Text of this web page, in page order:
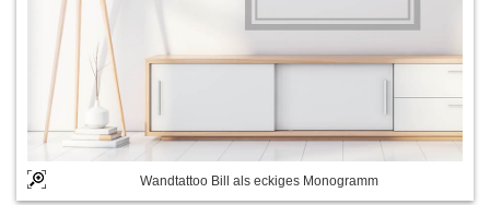
Wandtattoo Bill als eckiges Monogramm